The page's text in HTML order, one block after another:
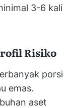
3-6 kali
Risiko
porsi
emas.
aset